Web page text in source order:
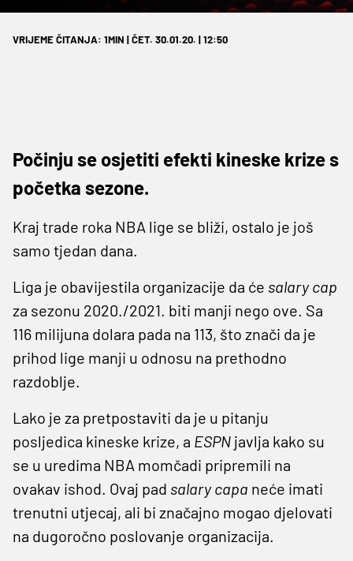
VRIJEME ČITANJA: 1MIN | ČET. 30.01.20. | 12:50
Počinju se osjetiti efekti kineske krize s
početka sezone.
Kraj trade roka NBA lige se bliži, ostalo je još
samo tjedan dana.
Liga je obavijestila organizacije da će salary cap
za sezonu 2020./2021. biti manji nego ove. Sa
116 milijuna dolara pada na 113, što znači da je
prihod lige manji u odnosu na prethodno
razdoblje.
Lako je za pretpostaviti da je u pitanju
posljedica kineske krize, a ESPN javlja kako su
se u uredima NBA momčadi pripremili na
ovakav ishod. Ovaj pad salary capa neće imati
trenutni utjecaj, ali bi značajno mogao djelovati
na dugoročno poslovanje organizacija.